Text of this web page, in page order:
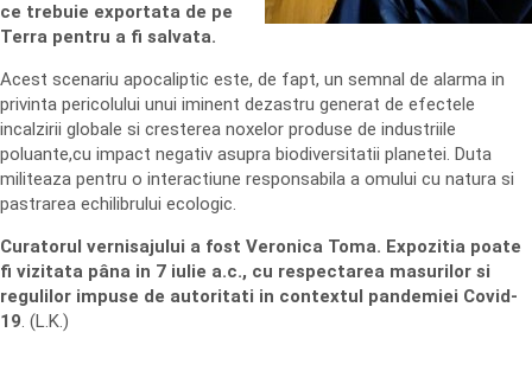
ce trebuie exportata de pe
Terra pentru a fi salvata.
Acest scenariu apocaliptic este, de fapt, un semnal de alarma in
privinta pericolului unui iminent dezastru generat de efectele
incalzirii globale si cresterea noxelor produse de industriile
poluante,cu impact negativ asupra biodiversitatii planetei. Duta
militeaza pentru o interactiune responsabila a omului cu natura si
pastrarea echilibrului ecologic.
Curatorul vernisajului a fost Veronica Toma. Expozitia poate
fi vizitata pâna in 7 iulie a.c., cu respectarea masurilor si
regulilor impuse de autoritati in contextul pandemiei Covid-
19. (L.K.)